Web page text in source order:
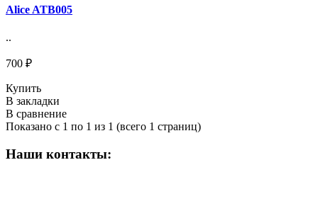
Alice ATB005
..
700 ₽
Купить
В закладки
В сравнение
Показано с 1 по 1 из 1 (всего 1 страниц)
Наши контакты: